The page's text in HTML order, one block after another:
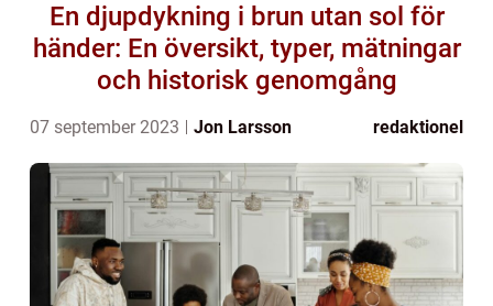
En djupdykning i brun utan sol för
händer: En översikt, typer, mätningar
och historisk genomgång
07 september 2023 Jon Larsson redaktionel